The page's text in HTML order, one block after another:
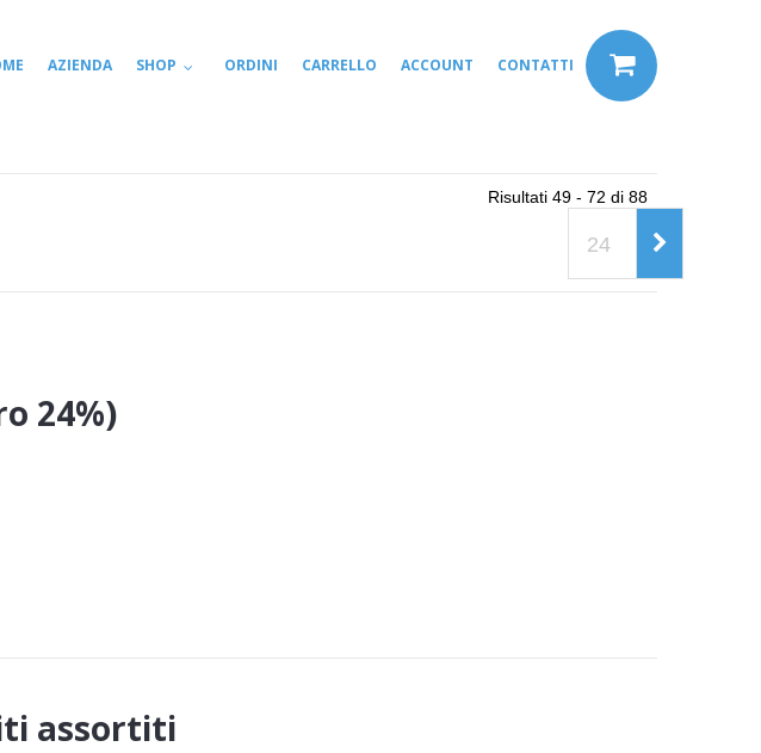
AZIENDA SHOP ORDINI CARRELLO ACCOUNT CONTATTI
Risultati 49 - 72 di 88
24
24%)
assortiti